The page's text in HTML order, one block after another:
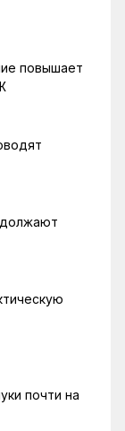
повышает
почти на